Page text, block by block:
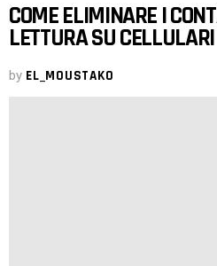
COME ELIMINARE I
LETTURA SU
by EL_MOUSTAKO